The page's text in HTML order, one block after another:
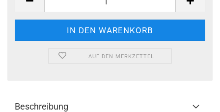
AUF DEN MERKZETTEL
Beschreibung